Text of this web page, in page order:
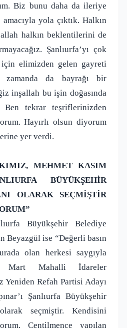
Biz bunu daha da ileriye
yola çıktık. Halkın
halkın beklentilerini de
Şanlıurfa’yı çok
elimizden gelen gayreti
da bayrağı bir
inşallah bu işin doğasında
Ben tekrar teşriflerinizden
Hayırlı olsun diyorum
yer verdi.
MEHMET KASIM
BÜYÜKŞEHİR
OLARAK SEÇMİŞTİR
Büyükşehir Belediye
Beyazgül ise “Değerli basın
olan herkesi saygıyla
Mart Mahalli İdareler
Yeniden Refah Partisi Adayı
Şanlıurfa Büyükşehir
seçmiştir. Kendisini
Centilmence yapılan